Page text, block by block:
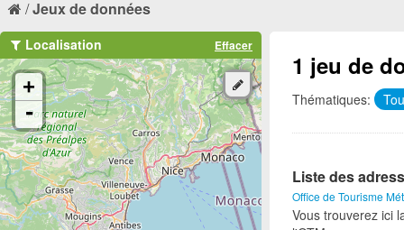
Jeux de données
1 jeu de
Thématiques:
Liste des
Office de Tourisme
Vous trouverez ici
Localisation Effacer
+
-